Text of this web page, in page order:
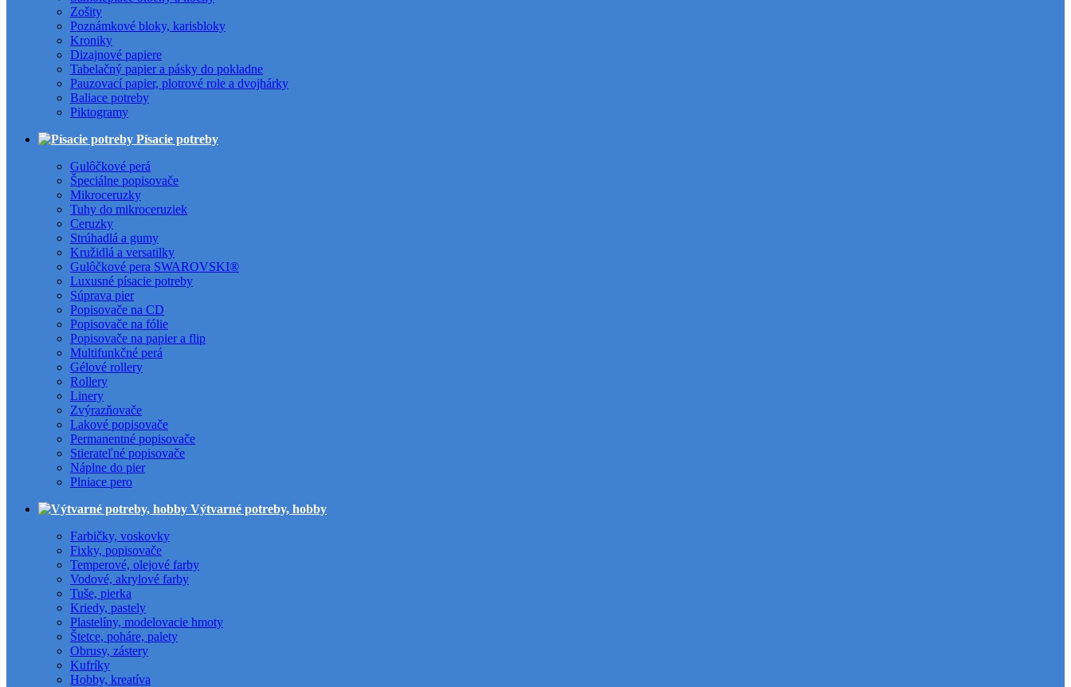
Zošity
Poznámkové bloky, karisbloky
Kroniky
Dizajnové papiere
Tabelačný papier a pásky do pokladne
Pauzovací papier, plotrové role a dvojhárky
Baliace potreby
Piktogramy
Písacie potreby
Gulôčkové perá
Špeciálne popisovače
Mikroceruzky
Tuhy do mikroceruziek
Ceruzky
Strúhadlá a gumy
Kružidlá a versatilky
Gulôčkové pera SWAROVSKI®
Luxusné písacie potreby
Súprava pier
Popisovače na CD
Popisovače na fólie
Popisovače na papier a flip
Multifunkčné perá
Gélové rollery
Rollery
Linery
Zvýrazňovače
Lakové popisovače
Permanentné popisovače
Stierateľné popisovače
Náplne do pier
Plniace pero
Výtvarné potreby, hobby
Farbičky, voskovky
Fixky, popisovače
Temperové, olejové farby
Vodové, akrylové farby
Tuše, pierka
Kriedy, pastely
Plastelíny, modelovacie hmoty
Štetce, poháre, palety
Obrusy, zástery
Kufríky
Hobby, kreatíva